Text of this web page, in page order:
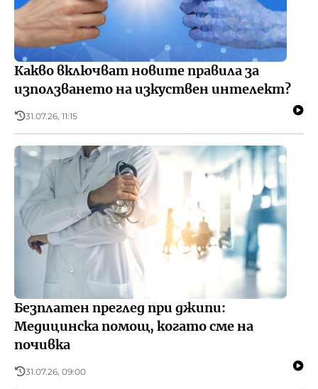
Адресите на любовта
Здрави и активни
Покана за пътуване
БНР
Детското.БНР
Архивен фонд на БНР
Какво включват новите правила за
използването на изкуствен интелект?
31.07.26, 11:15
Безплатен преглед при джипи:
Медицинска помощ, когато сме на
почивка
31.07.26, 09:00